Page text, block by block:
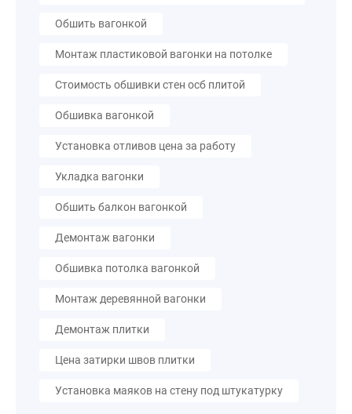
Обшить вагонкой
Монтаж пластиковой вагонки на потолке
Стоимость обшивки стен осб плитой
Обшивка вагонкой
Установка отливов цена за работу
Укладка вагонки
Обшить балкон вагонкой
Демонтаж вагонки
Обшивка потолка вагонкой
Монтаж деревянной вагонки
Демонтаж плитки
Цена затирки швов плитки
Установка маяков на стену под штукатурку